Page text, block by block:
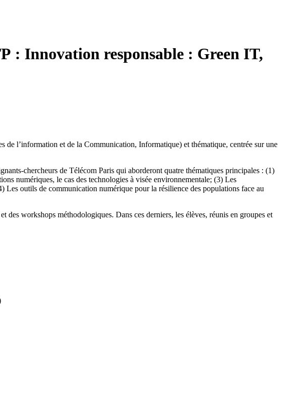
: Innovation responsable : Green IT,
l’information et de la Communication, Informatique) et thématique, centrée sur une
chercheurs de Télécom Paris qui aborderont quatre thématiques principales : (1)
numériques, le cas des technologies à visée environnementale; (3) Les
Les outils de communication numérique pour la résilience des populations face au
des workshops méthodologiques. Dans ces derniers, les élèves, réunis en groupes et